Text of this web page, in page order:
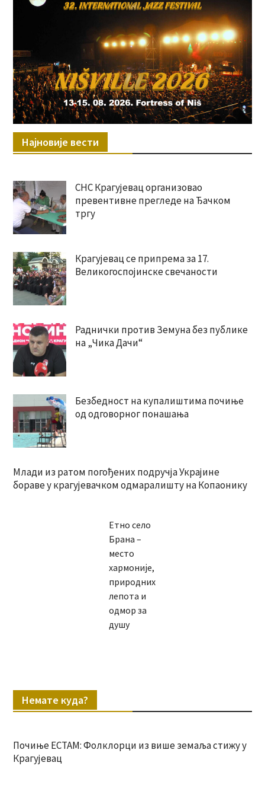
Најновије вести
СНС Крагујевац организовао
превентивне прегледе на Ђачком
тргу
Крагујевац се припрема за 17.
Великогоспојинске свечаности
Раднички против Земуна без публике
на „Чика Дачи“
Безбедност на купалиштима почиње
од одговорног понашања
Млади из ратом погођених подручја Украјине
бораве у крагујевачком одмаралишту на Копаонику
Етно село
Брана –
место
хармоније,
природних
лепота и
одмор за
душу
Немате куда?
Почиње ЕСТАМ: Фолклорци из више земаља стижу у
Крагујевац